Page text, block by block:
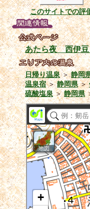
このサイトでの評
あたら夜 西伊
日帰り温泉＞静岡
温泉宿＞静岡県＞
硫酸塩泉＞静岡県